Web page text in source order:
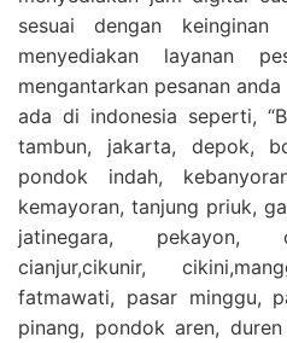
sesuai dengan
menyediakan layanan
mengantarkan pesanan
ada di indonesia seperti,
tambun, jakarta, depok,
pondok indah,
kemayoran, tanjung priuk,
jatinegara, pekayon,
cianjur,cikunir,
fatmawati, pasar minggu,
pinang, pondok aren,